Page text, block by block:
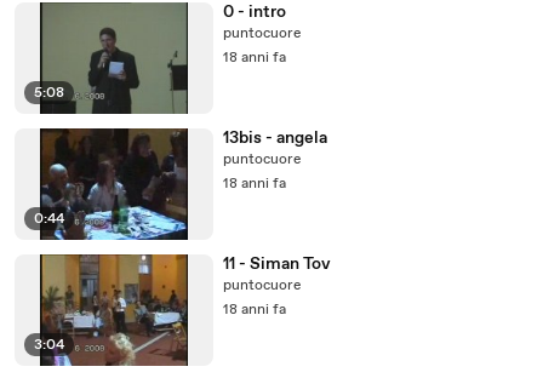
5:08
0 - intro
puntocuore
18 anni fa
0:44
13bis - angela
puntocuore
18 anni fa
3:04
11 - Siman Tov
puntocuore
18 anni fa